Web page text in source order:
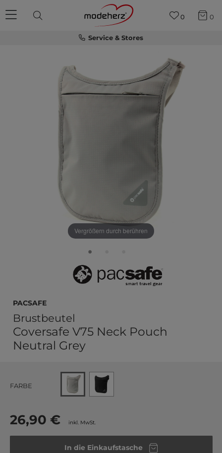
Service & Stores
0 0
Vergrößern durch berühren
pacsafe
Brustbeutel
Coversafe V75 Neck Pouch
Neutral Grey
FARBE
26,90 € inkl. MwSt.
In die Einkaufstasche